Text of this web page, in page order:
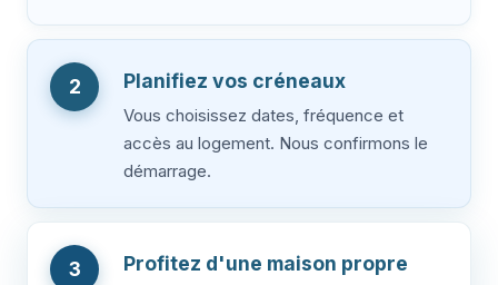
2 Planifiez vos créneaux
Vous choisissez dates, fréquence et
accès au logement. Nous confirmons le
démarrage.
3 Profitez d'une maison propre